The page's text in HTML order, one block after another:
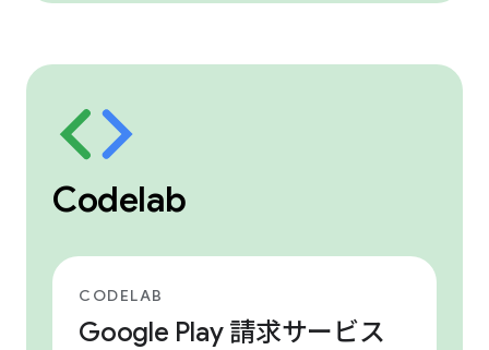
Codelab
CODELAB
Google Play 請求サービス